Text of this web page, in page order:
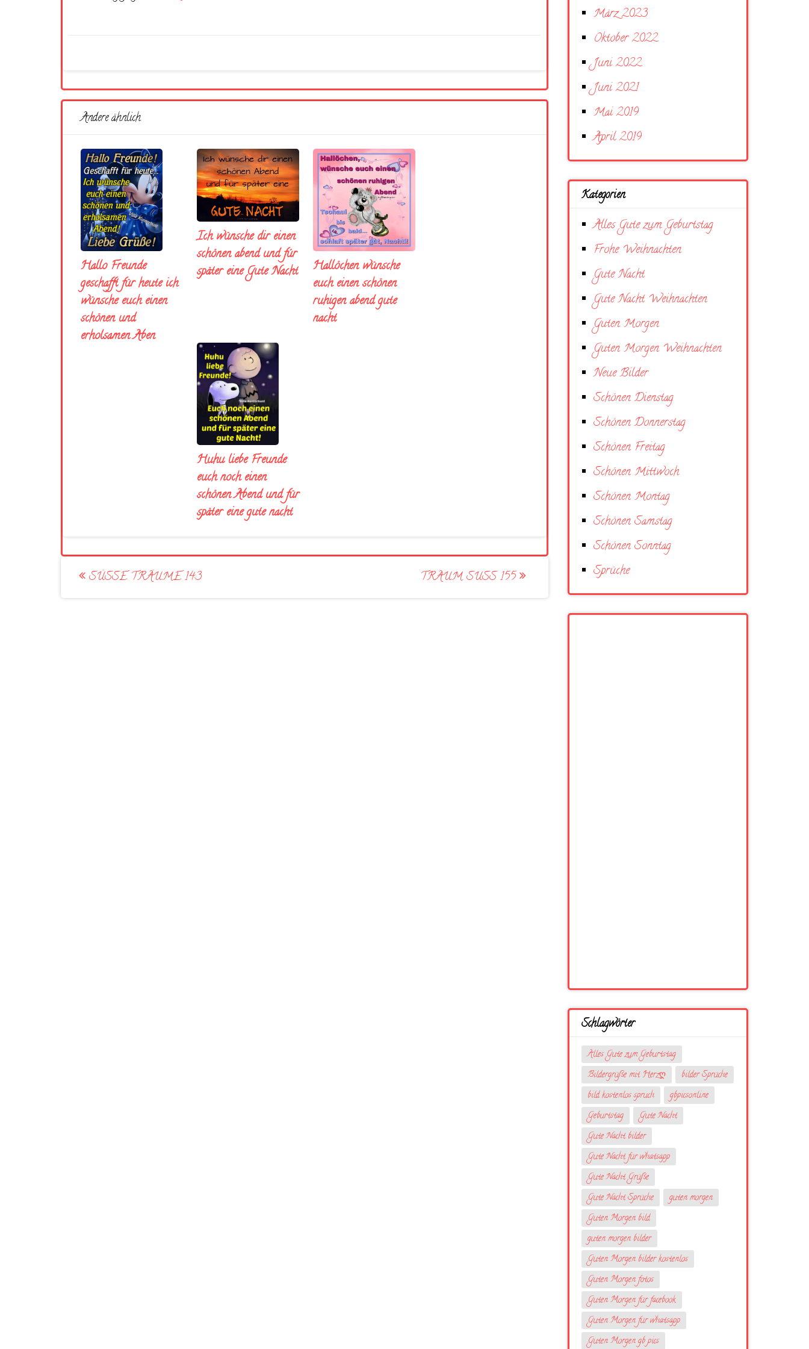
Andere ähnlich
Hallo Freunde
geschafft für heute ich
wünsche euch einen
schönen und
erholsamen Aben
Ich wünsche dir einen
schönen abend und fúr
später eine Gute Nacht
Hallöchen wünsche
euch einen schönen
ruhigen abend gute
nacht
Huhu liebe Freunde
euch noch einen
schönen Abend und für
später eine gute nacht
Post
SÜSSE TRÄUME 143 TRAUM SUSS 155
März 2023
Oktober 2022
Juni 2022
Juni 2021
Mai 2019
April 2019
Kategorien
Alles Gute zum Geburtstag
Frohe Weihnachten
Gute Nacht
Gute Nacht Weihnachten
Guten Morgen
Guten Morgen Weihnachten
Neue Bilder
Schönen Dienstag
Schönen Donnerstag
Schönen Freitag
Schönen Mittwoch
Schönen Montag
Schönen Samstag
Schönen Sonntag
Sprüche
Schlagwörter
Alles Gute zum Geburtstag
Bildergrüße mit Herzღ
bilder Sprüche
bild kostenlos spruch
gbpicsonline
Geburtstag
Gute Nacht
Gute Nacht bilder
Gute Nacht für whatsapp
Gute Nacht Grüße
Gute Nacht Sprüche
guten morgen
Guten Morgen bild
guten morgen bilder
Guten Morgen bilder kostenlos
Guten Morgen fotos
Guten Morgen für facebook
Guten Morgen für whatsapp
Guten Morgen gb pics